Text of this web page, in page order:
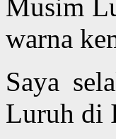
Musim
warna
Saya
Luruh di